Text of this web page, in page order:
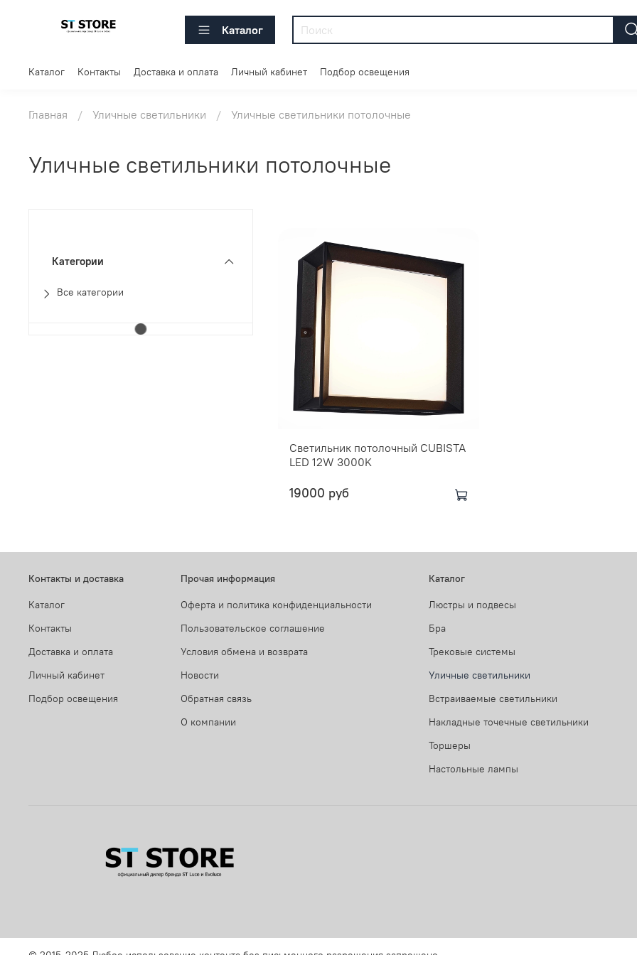
Каталог
Каталог Контакты Доставка и оплата Личный кабинет Подбор освещения
Главная Уличные светильники Уличные светильники потолочные
Уличные светильники потолочные
Светильник потолочный CUBISTA
LED 12W 3000K
19000 руб
Категории
Все категории
Контакты и доставка
Каталог
Контакты
Доставка и оплата
Личный кабинет
Подбор освещения
Прочая информация
Оферта и политика конфиденциальности
Пользовательское соглашение
Условия обмена и возврата
Новости
Обратная связь
О компании
Каталог
Люстры и подвесы
Бра
Трековые системы
Уличные светильники
Встраиваемые светильники
Накладные точечные светильники
Торшеры
Настольные лампы